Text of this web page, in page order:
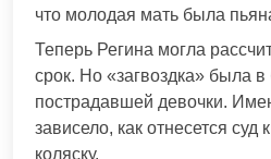
что молодая мать была
Теперь Регина могла
срок. Но «загвоздка» была
пострадавшей девочки.
зависело, как отнесется
коляску.